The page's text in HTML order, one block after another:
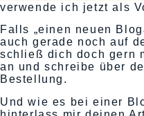
verwende ich jetzt als
Falls „einen neuen
auch gerade noch auf
schließ dich doch gern
an und schreibe über
Bestellung.
Und wie es bei einer